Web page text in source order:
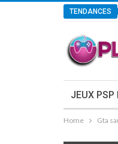
TENDANCES
JEUX PSP
Home Gta